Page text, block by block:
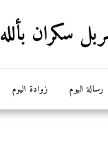
سكران بألله
رسالة اليوم زوادة اليوم